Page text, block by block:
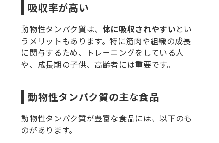
吸収率が高い
動物性タンパク質は、 体に吸収されやすい とい
うメリットもあります。特に筋肉や組織の成長
に関与するため、トレーニングをしている人
や、成長期の子供、高齢者には重要です。
動物性タンパク質の主な食品
動物性タンパク質が豊富な食品には、以下のも
のがあります。